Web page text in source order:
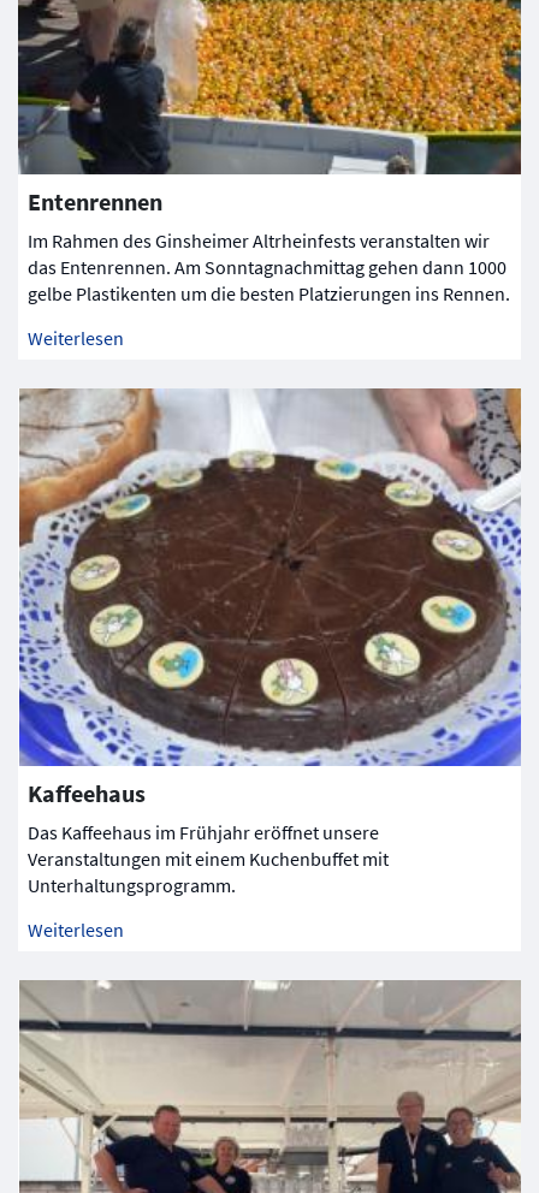
Entenrennen
Im Rahmen des Ginsheimer Altrheinfests veranstalten wir
das Entenrennen. Am Sonntagnachmittag gehen dann 1000
gelbe Plastikenten um die besten Platzierungen ins Rennen.
Weiterlesen
Kaffeehaus
Das Kaffeehaus im Frühjahr eröffnet unsere
Veranstaltungen mit einem Kuchenbuffet mit
Unterhaltungsprogramm.
Weiterlesen